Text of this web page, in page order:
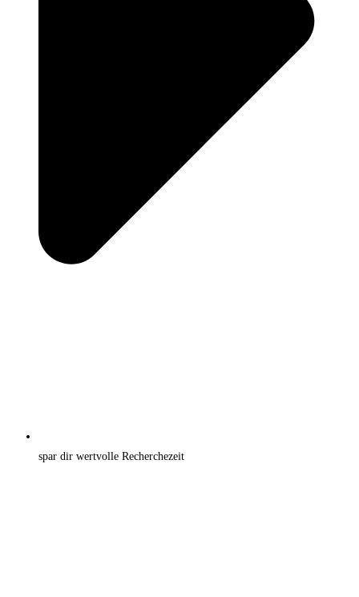
spar dir wertvolle Recherchezeit